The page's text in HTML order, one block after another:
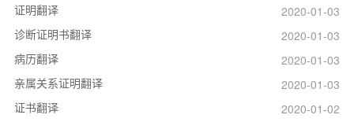
证明翻译
2020-01-03
诊断证明书翻译
2020-01-03
病历翻译
2020-01-03
亲属关系证明翻译
2020-01-03
证书翻译
2020-01-02